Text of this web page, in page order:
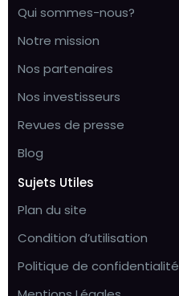
Qui sommes-nous?
Notre mission
Nos partenaires
Nos investisseurs
Revues de presse
Blog
Sujets Utiles
Plan du site
Condition d’utilisation
Politique de confidentialité